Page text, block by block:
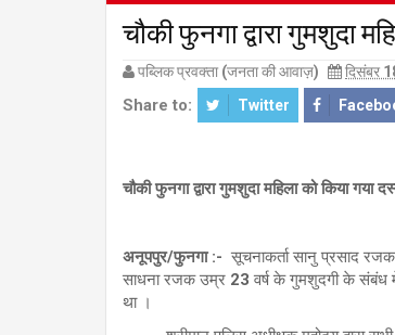
चौकी फुनगा द्वारा
पब्लिक प्रवक्ता (जनता की आवाज़) दिसंबर
Share to: Twitter
चौकी फुनगा द्वारा गुमशुदा महिला को किया गया
अनूपपुर/फुनगा :- सूचनाकर्ता सानु प्रसाद
साधना रजक उम्र 23 वर्ष के गुमशुदगी के संबंध में
था ।